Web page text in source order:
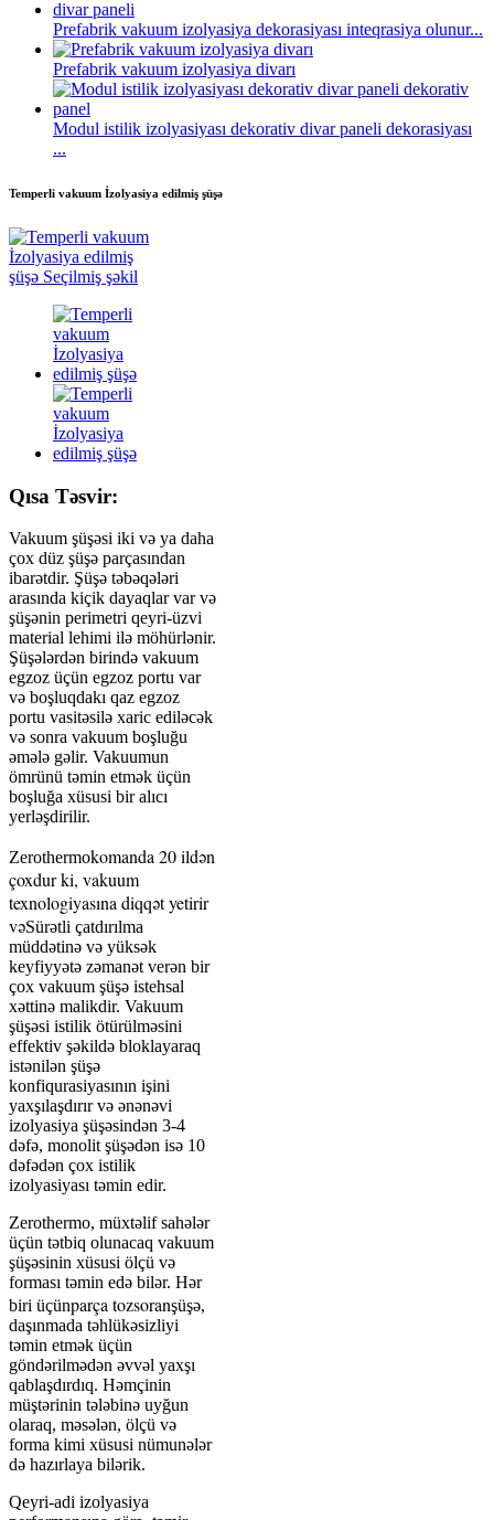
Prefabrik vakuum izolyasiya dekorasiyası inteqrasiya olunur...
Prefabrik vakuum izolyasiya divarı
Modul istilik izolyasiyası dekorativ divar paneli dekorasiyası
...
Temperli vakuum İzolyasiya edilmiş şüşə
Qısa Təsvir:
Vakuum şüşəsi iki və ya daha
çox düz şüşə parçasından
ibarətdir. Şüşə təbəqələri
arasında kiçik dayaqlar var və
şüşənin perimetri qeyri-üzvi
material lehimi ilə möhürlənir.
Şüşələrdən birində vakuum
egzoz üçün egzoz portu var
və boşluqdakı qaz egzoz
portu vasitəsilə xaric ediləcək
və sonra vakuum boşluğu
əmələ gəlir. Vakuumun
ömrünü təmin etmək üçün
boşluğa xüsusi bir alıcı
yerləşdirilir.
Zerothermokomanda 20 ildən
çoxdur ki, vakuum
texnologiyasına diqqət yetirir
vəSürətli çatdırılma
müddətinə və yüksək
keyfiyyətə zəmanət verən bir
çox vakuum şüşə istehsal
xəttinə malikdir. Vakuum
şüşəsi istilik ötürülməsini
effektiv şəkildə bloklayaraq
istənilən şüşə
konfiqurasiyasının işini
yaxşılaşdırır və ənənəvi
izolyasiya şüşəsindən 3-4
dəfə, monolit şüşədən isə 10
dəfədən çox istilik
izolyasiyası təmin edir.
Zerothermo, müxtəlif sahələr
üçün tətbiq olunacaq vakuum
şüşəsinin xüsusi ölçü və
forması təmin edə bilər. Hər
biri üçünparça tozsoranşüşə,
daşınmada təhlükəsizliyi
təmin etmək üçün
göndərilmədən əvvəl yaxşı
qablaşdırdıq. Həmçinin
müştərinin tələbinə uyğun
olaraq, məsələn, ölçü və
forma kimi xüsusi nümunələr
də hazırlaya bilərik.
Qeyri-adi izolyasiya